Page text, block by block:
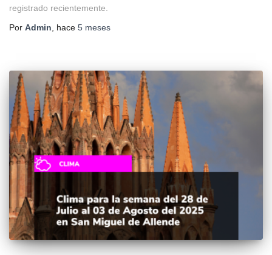
registrado recientemente.
Por Admin , hace 5 meses